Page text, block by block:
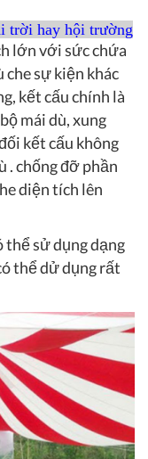
trời hay hội trường
lớn với sức chứa
sự kiện khác
kết cấu chính là
mái dù, xung
kết cấu không
. chống đỡ phần
diện tích lên
thể sử dụng dạng
thể dử dụng rất